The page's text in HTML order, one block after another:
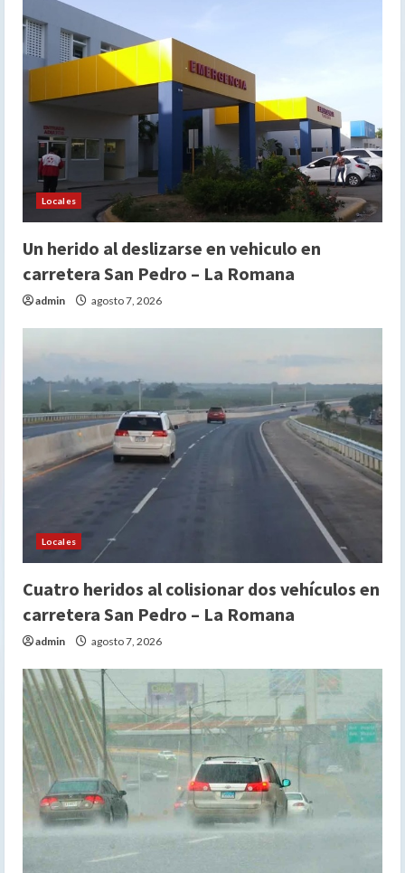
Locales
Un herido al deslizarse en vehiculo en
carretera San Pedro – La Romana
admin agosto 7, 2026
Locales
Cuatro heridos al colisionar dos vehículos en
carretera San Pedro – La Romana
admin agosto 7, 2026